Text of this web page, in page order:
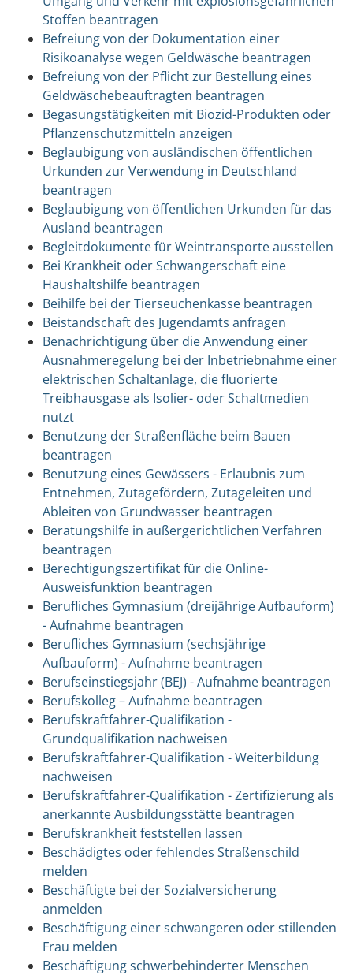
Stoffen beantragen
Befreiung von der Dokumentation einer
Risikoanalyse wegen Geldwäsche beantragen
Befreiung von der Pflicht zur Bestellung eines
Geldwäschebeauftragten beantragen
Begasungstätigkeiten mit Biozid-Produkten oder
Pflanzenschutzmitteln anzeigen
Beglaubigung von ausländischen öffentlichen
Urkunden zur Verwendung in Deutschland
beantragen
Beglaubigung von öffentlichen Urkunden für das
Ausland beantragen
Begleitdokumente für Weintransporte ausstellen
Bei Krankheit oder Schwangerschaft eine
Haushaltshilfe beantragen
Beihilfe bei der Tierseuchenkasse beantragen
Beistandschaft des Jugendamts anfragen
Benachrichtigung über die Anwendung einer
Ausnahmeregelung bei der Inbetriebnahme einer
elektrischen Schaltanlage, die fluorierte
Treibhausgase als Isolier- oder Schaltmedien
nutzt
Benutzung der Straßenfläche beim Bauen
beantragen
Benutzung eines Gewässers - Erlaubnis zum
Entnehmen, Zutagefördern, Zutageleiten und
Ableiten von Grundwasser beantragen
Beratungshilfe in außergerichtlichen Verfahren
beantragen
Berechtigungszertifikat für die Online-
Ausweisfunktion beantragen
Berufliches Gymnasium (dreijährige Aufbauform)
- Aufnahme beantragen
Berufliches Gymnasium (sechsjährige
Aufbauform) - Aufnahme beantragen
Berufseinstiegsjahr (BEJ) - Aufnahme beantragen
Berufskolleg – Aufnahme beantragen
Berufskraftfahrer-Qualifikation -
Grundqualifikation nachweisen
Berufskraftfahrer-Qualifikation - Weiterbildung
nachweisen
Berufskraftfahrer-Qualifikation - Zertifizierung als
anerkannte Ausbildungsstätte beantragen
Berufskrankheit feststellen lassen
Beschädigtes oder fehlendes Straßenschild
melden
Beschäftigte bei der Sozialversicherung
anmelden
Beschäftigung einer schwangeren oder stillenden
Frau melden
Beschäftigung schwerbehinderter Menschen